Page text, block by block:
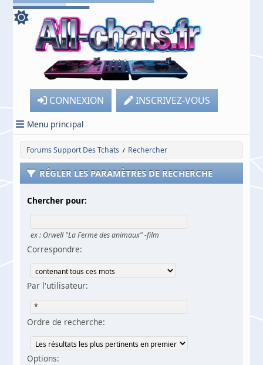
CONNEXION INSCRIVEZ-VOUS
Menu principal
Forums Support Des Tchats / Rechercher
RÉGLER LES PARAMÈTRES DE RECHERCHE
Chercher pour:
ex : Orwell "La Ferme des animaux" -film
Correspondre:
Par l'utilisateur:
Ordre de recherche:
Options: